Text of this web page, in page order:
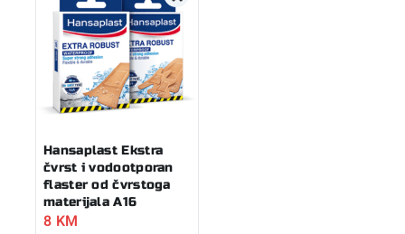
Hansaplast Ekstra
čvrst i vodootporan
flaster od čvrstoga
materijala A16
8 KM